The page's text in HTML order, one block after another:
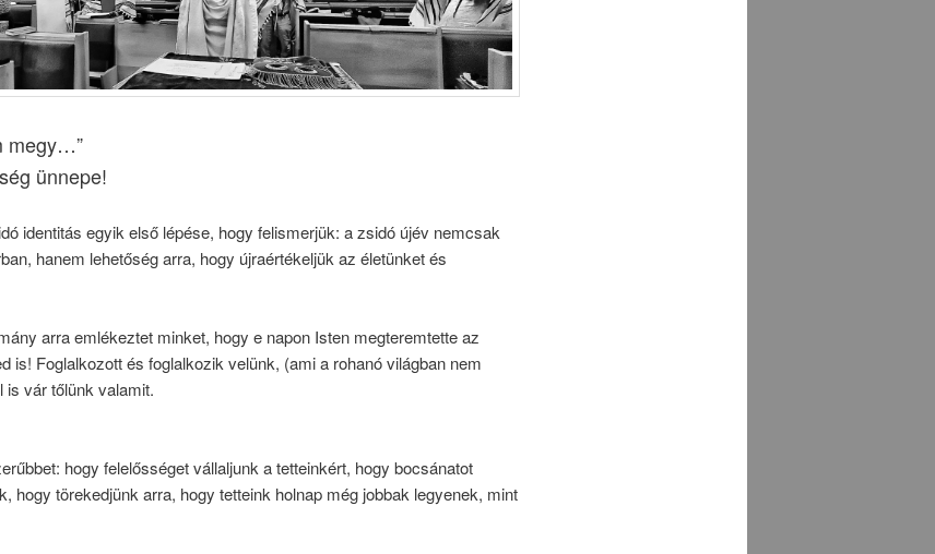
megy…”
ünnepe!
identitás egyik első lépése, hogy felismerjük: a zsidó újév nemcsak
hanem lehetőség arra, hogy újraértékeljük az életünket és
arra emlékeztet minket, hogy e napon Isten megteremtette az
is! Foglalkozott és foglalkozik velünk, (ami a rohanó világban nem
is vár tőlünk valamit.
hogy felelősséget vállaljunk a tetteinkért, hogy bocsánatot
hogy törekedjünk arra, hogy tetteink holnap még jobbak legyenek, mint